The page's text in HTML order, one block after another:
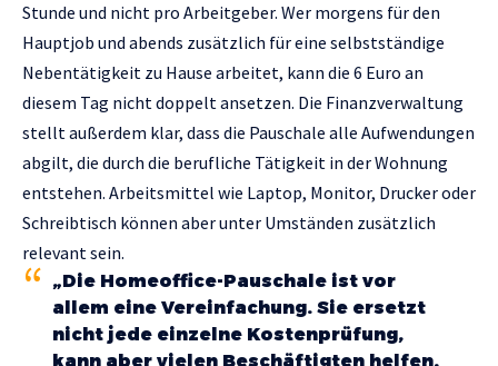
Stunde und nicht pro Arbeitgeber. Wer morgens für den
Hauptjob und abends zusätzlich für eine selbstständige
Nebentätigkeit zu Hause arbeitet, kann die 6 Euro an
diesem Tag nicht doppelt ansetzen. Die Finanzverwaltung
stellt außerdem klar, dass die Pauschale alle Aufwendungen
abgilt, die durch die berufliche Tätigkeit in der Wohnung
entstehen. Arbeitsmittel wie Laptop, Monitor, Drucker oder
Schreibtisch können aber unter Umständen zusätzlich
relevant sein.
„Die Homeoffice-Pauschale ist vor
allem eine Vereinfachung. Sie ersetzt
nicht jede einzelne Kostenprüfung,
kann aber vielen Beschäftigten helfen,